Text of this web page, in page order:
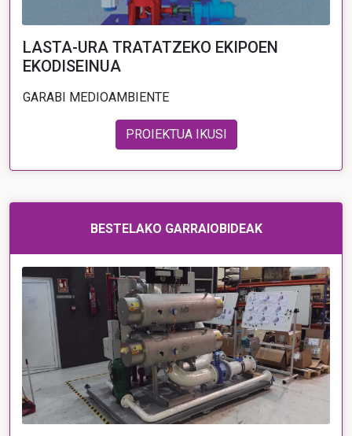
LASTA-URA TRATATZEKO EKIPOEN
EKODISEINUA
GARABI MEDIOAMBIENTE
PROIEKTUA IKUSI
BESTELAKO GARRAIOBIDEAK